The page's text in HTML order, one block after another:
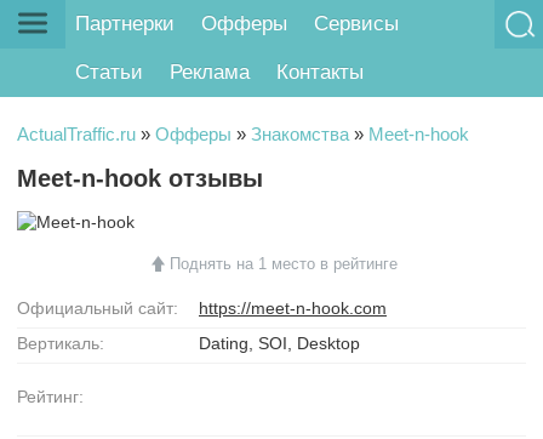
Партнерки Офферы Сервисы
Статьи Реклама Контакты
ActualTraffic.ru » Офферы » Знакомства » Meet-n-hook
Meet-n-hook отзывы
Поднять на 1 место в рейтинге
Официальный сайт:
https://meet-n-hook.com
Вертикаль:
Dating, SOI, Desktop
Рейтинг: